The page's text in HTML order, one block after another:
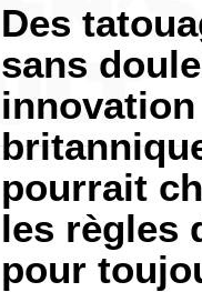
Des
sans
innovation
pourrait
les règles
pour